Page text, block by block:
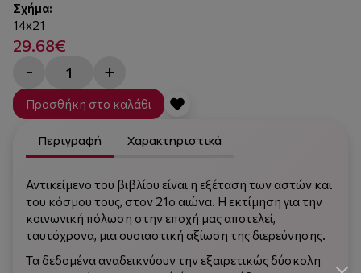
Σχήμα:
14x21
29.68€
- +
Προσθήκη στο καλάθι
Περιγραφή Χαρακτηριστικά
Αντικείμενο του βιβλίου είναι η εξέταση των αστών και
του κόσμου τους, στον 21ο αιώνα. Η εκτίμηση για την
κοινωνική πόλωση στην εποχή μας αποτελεί,
ταυτόχρονα, μια ουσιαστική αξίωση της διερεύνησης.
Τα δεδομένα αναδεικνύουν την εξαιρετικώς δύσκολη